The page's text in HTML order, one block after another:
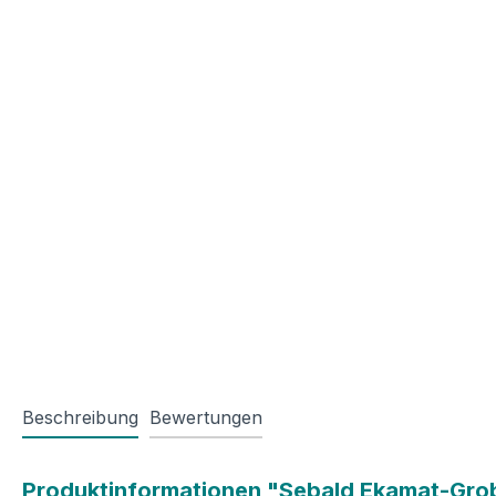
Beschreibung Bewertungen
Produktinformationen "Sebald Ekamat-